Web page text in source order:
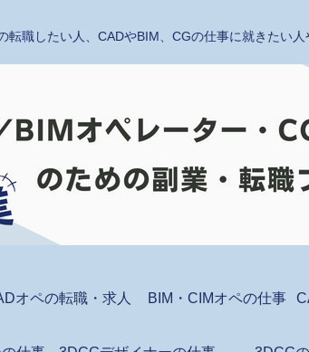
転職したい人、CADやBIM、CGの仕事に就きたい
オペの転職・求人 BIM・CIMオペの仕事